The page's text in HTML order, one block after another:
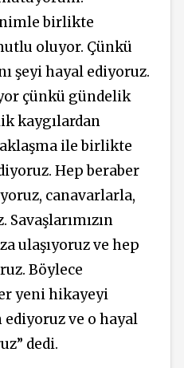
birlikte
oluyor. Çünkü
şeyi hayal ediyoruz.
çünkü gündelik
kaygılardan
ile birlikte
Hep beraber
canavarlarla,
Savaşlarımızın
ulaşıyoruz ve hep
Böylece
yeni hikayeyi
ve o hayal
dedi.